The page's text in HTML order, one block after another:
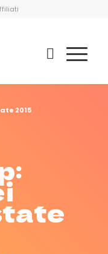
2015